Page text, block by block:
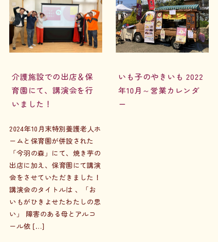
介護施設での出店＆保
育園にて、講演会を行
いました！
2024年10月末特別養護老人ホ
ームと保育園が併設された
「今羽の森」にて、焼き芋の
出店に加え、保育園にて講演
会をさせていただきました！
講演会のタイトルは 、「お
いもがひきよせたわたしの思
い」 障害のある母とアルコ
ール依 […]
いも子のやきいも 2022
年10月～営業カレンダ
ー